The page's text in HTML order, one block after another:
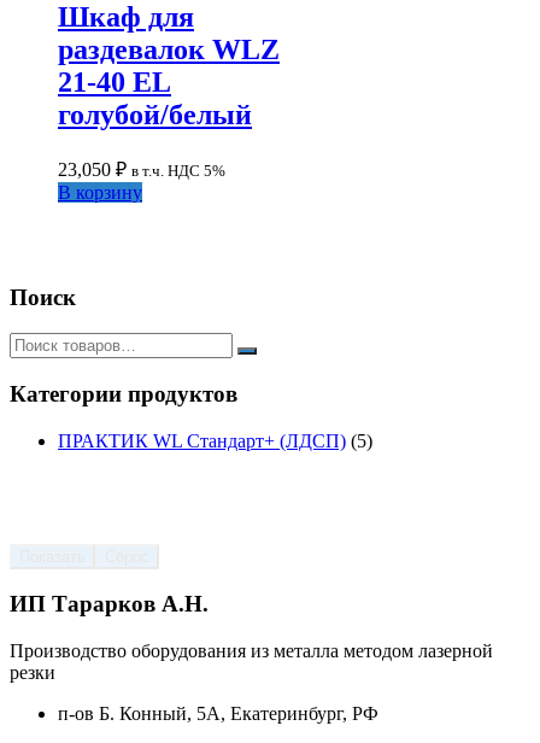
Шкаф для
раздевалок WLZ
21-40 EL
голубой/белый
23,050 ₽ в т.ч. НДС 5%
В корзину
Поиск
Категории продуктов
ПРАКТИК WL Стандарт+ (ЛДСП) (5)
ИП Тарарков А.Н.
Производство оборудования из металла методом лазерной
резки
п-ов Б. Конный, 5А, Екатеринбург, РФ